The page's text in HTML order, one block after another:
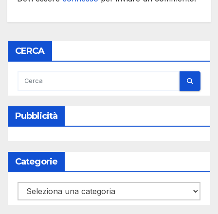
CERCA
Pubblicità
Categorie
Categorie